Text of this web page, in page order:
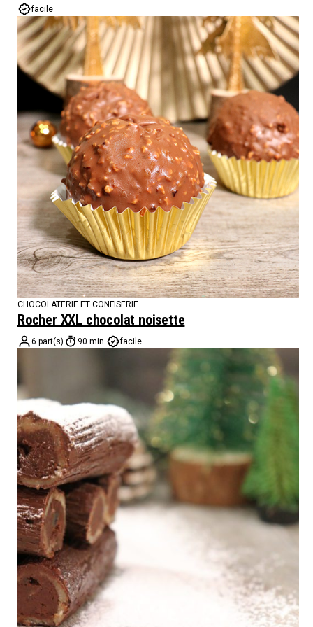
facile
CHOCOLATERIE ET CONFISERIE
Rocher XXL chocolat noisette
6 part(s) 90 min. facile